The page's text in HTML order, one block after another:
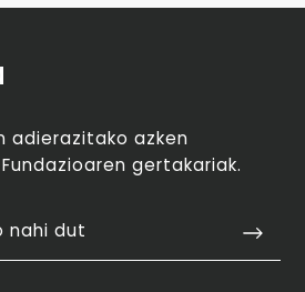
adierazitako azken
gertakariak.
nahi dut